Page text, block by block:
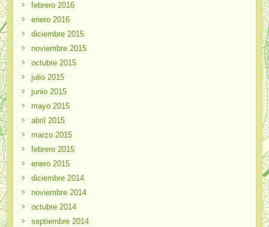
febrero 2016
enero 2016
diciembre 2015
noviembre 2015
octubre 2015
julio 2015
junio 2015
mayo 2015
abril 2015
marzo 2015
febrero 2015
enero 2015
diciembre 2014
noviembre 2014
octubre 2014
septiembre 2014